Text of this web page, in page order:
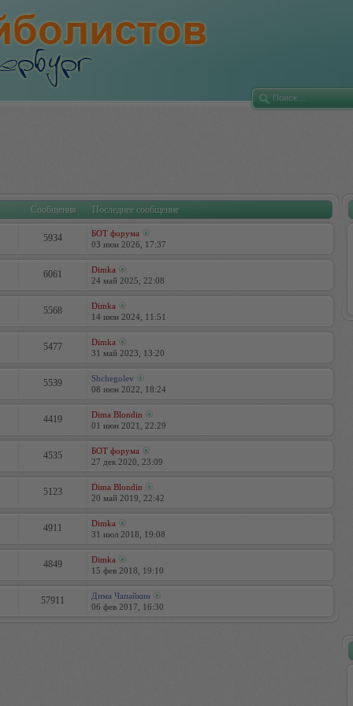
Сообщения Последнее сообщение
5934
БОТ форума
03 июн 2026, 17:37
6061
Dimka
24 май 2025, 22:08
5568
Dimka
14 июн 2024, 11:51
5477
Dimka
31 май 2023, 13:20
5539
Shchegolev
08 июн 2022, 18:24
4419
Dima Blondin
01 июн 2021, 22:29
4535
БОТ форума
27 дек 2020, 23:09
5123
Dima Blondin
20 май 2019, 22:42
4911
Dimka
31 июл 2018, 19:08
4849
Dimka
15 фев 2018, 19:10
57911
Дима Чапайкин
06 фев 2017, 16:30